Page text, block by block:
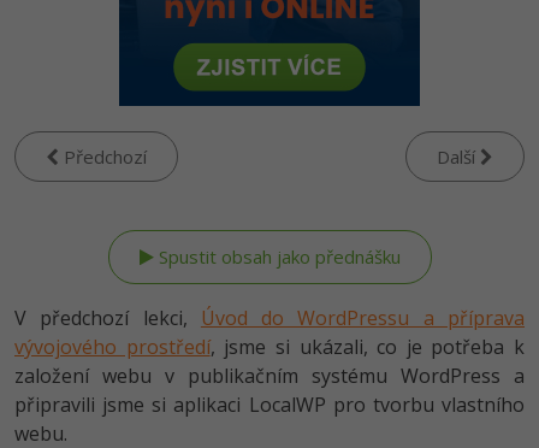
HTML5, CSS3, Bootstrap, SEO
SQL a databáze
Testování a verzování
React
Spring
ASP.NET MVC
JavaScript
Python
UML a návrhové vzory
MySQL/MariaDB
MS-SQL
Vývojář mobilních aplikací
Specialista na AI a bigdata
C# Game developer
Webdesigner
Tester
Grafik / UX/UI návrhář
3D grafik
Python -80%
JavaScript -80%
PHP
-80%
Swift -80%
C -80%
VB.NET
Digitální gramotnost
Marketing -30%
WordPress
-30%
UX
Business
Kryptoměny -25%
Copywriting -30%
Předchozí Další
V předchozí lekci, Úvod do WordPressu a příprava
vývojového prostředí, jsme si ukázali, co je potřeba k
založení webu v publikačním systému WordPress a
připravili jsme si aplikaci LocalWP pro tvorbu vlastního
webu.